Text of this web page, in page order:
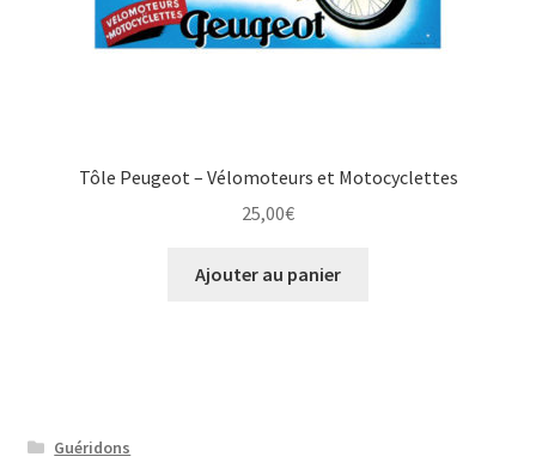
Tôle Peugeot – Vélomoteurs et Motocyclettes
25,00€
Ajouter au panier
Guéridons